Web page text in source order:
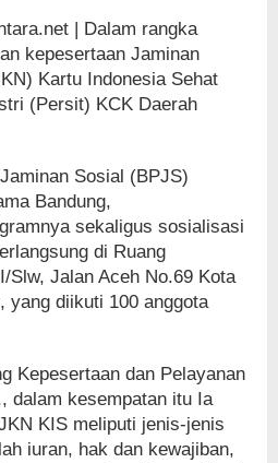
| Dalam rangka
kepesertaan Jaminan
Kartu Indonesia Sehat
(Persit) KCK Daerah
Sosial (BPJS)
Bandung,
sekaligus sosialisasi
di Ruang
Slw, Jalan Aceh No.69 Kota
yang diikuti 100 anggota
Kepesertaan dan Pelayanan
dalam kesempatan itu Ia
KIS meliputi jenis-jenis
iuran, hak dan kewajiban,